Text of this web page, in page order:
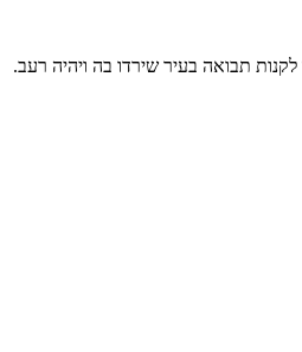
תבואה בעיר שירדו בה ויהיה רעב.